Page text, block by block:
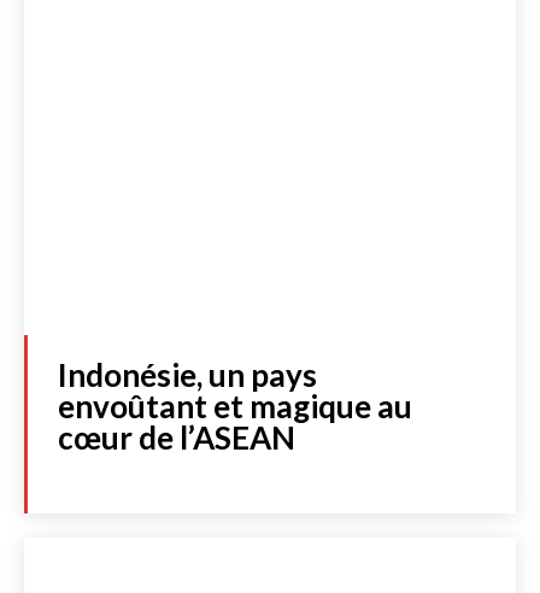
Indonésie, un pays
envoûtant et magique au
cœur de l’ASEAN